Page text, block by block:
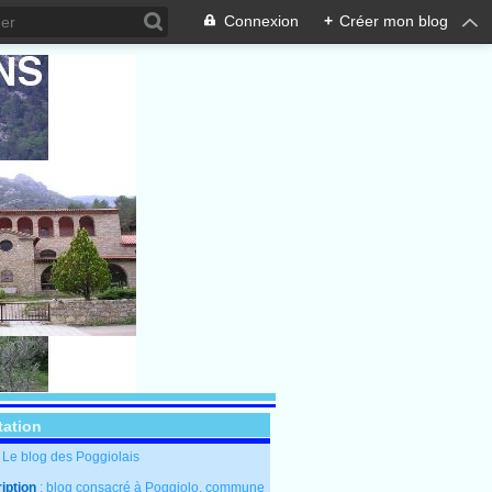
Connexion + Créer mon blog
Le blog des Poggiolais
: blog consacré à Poggiolo, commune